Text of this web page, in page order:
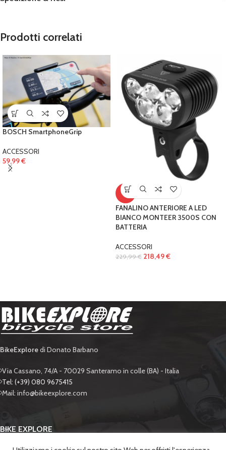
Prodotti correlati
BOSCH SmartphoneGrip
ACCESSORI
59,99€
-5%
FANALINO ANTERIORE A LED
BIANCO MONTEER 3500S CON
BATTERIA
ACCESSORI
229,99€ 218,49€
BikeExploredi Donato Barbano
Via Cassano, 74/A - 70029 Santeramo in colle (BA) - Italia
Tel: (+39) 080 9675415
Mail: info@bikeexplore.com
BIKE EXPLORE